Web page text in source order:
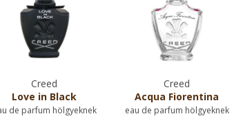
Creed
Love in Black
de parfum hölgyeknek
Creed
Acqua Fiorentina
eau de parfum hölgyeknek